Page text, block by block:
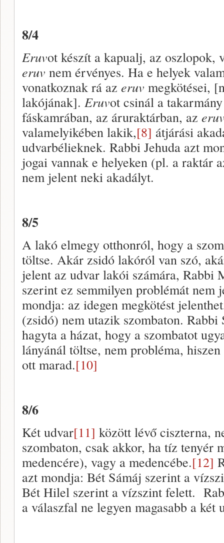
8/4
Eruvot készít a kapualj, az oszlopok,
eruv nem érvényes. Ha e helyek
vonatkoznak rá az eruv megkötései,
lakójának]. Eruvot csinál a
fáskamrában, az áruraktárban, az
valamelyikében lakik,[8] átjárási
udvarbélieknek. Rabbi Jehuda azt
jogai vannak e helyeken (pl. a raktár
nem jelent neki akadályt.
8/5
A lakó elmegy otthonról, hogy a
töltse. Akár zsidó lakóról van szó,
jelent az udvar lakói számára, Rabbi
szerint ez semmilyen problémát nem
mondja: az idegen megkötést
(zsidó) nem utazik szombaton.
hagyta a házat, hogy a szombatot
lányánál töltse, nem probléma,
ott marad.[10]
8/6
Két udvar[11] között lévő ciszterna,
szombaton, csak akkor, ha tíz tenyér
medencére), vagy a medencébe.[12]
azt mondja: Bét Sámáj szerint a
Bét Hilel szerint a vízszint felett.
a válaszfal ne legyen magasabb a